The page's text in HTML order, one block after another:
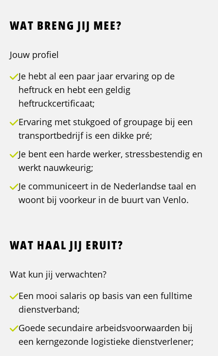
WAT BRENG JIJ MEE?
Jouw profiel
Je hebt al een paar jaar ervaring op de
heftruck en hebt een geldig
heftruckcertificaat;
Ervaring met stukgoed of groupage bij een
transportbedrijf is een dikke pré;
Je bent een harde werker, stressbestendig en
werkt nauwkeurig;
Je communiceert in de Nederlandse taal en
woont bij voorkeur in de buurt van Venlo.
WAT HAAL JIJ ERUIT?
Wat kun jij verwachten?
Een mooi salaris op basis van een fulltime
dienstverband;
Goede secundaire arbeidsvoorwaarden bij
een kerngezonde logistieke dienstverlener;